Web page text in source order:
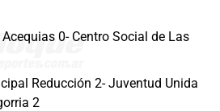
0- Centro Social de Las
Reducción 2- Juventud Unida
2